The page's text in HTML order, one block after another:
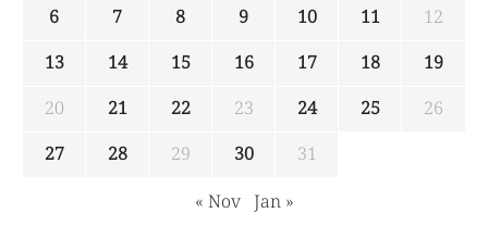
6
7 8 9 10 11
12
13
14 15 16 17 18
19
20
21 22 23 24 25
26
27
28 29 30
31
« Nov Jan »